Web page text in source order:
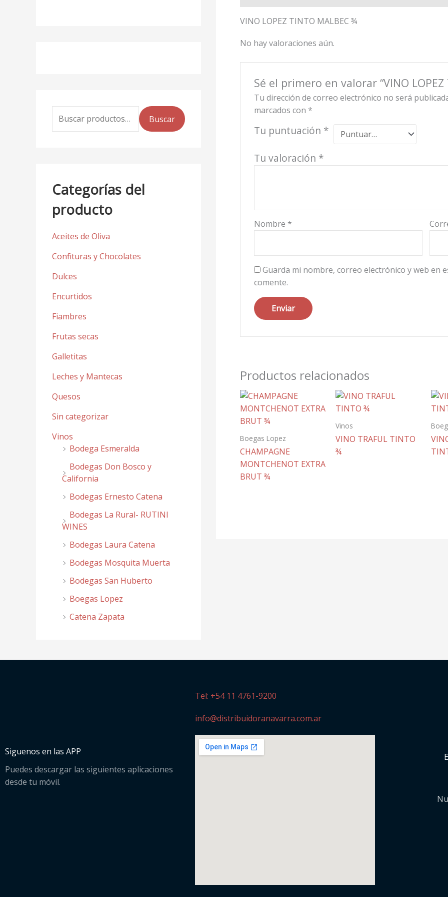
Buscar
Categorías del
producto
Aceites de Oliva
Confituras y Chocolates
Dulces
Encurtidos
Fiambres
Frutas secas
Galletitas
Leches y Mantecas
Quesos
Sin categorizar
Vinos
Bodega Esmeralda
Bodegas Don Bosco y
California
Bodegas Ernesto Catena
Bodegas La Rural- RUTINI
WINES
Bodegas Laura Catena
Bodegas Mosquita Muerta
Bodegas San Huberto
Boegas Lopez
Catena Zapata
VINO LOPEZ TINTO MALBEC ¾
No hay valoraciones aún.
Sé el primero en valorar “VINO LOPEZ
Tu dirección de correo electrónico no será
marcados con *
Tu puntuación *
Tu valoración *
Nombre *
Guarda mi nombre, correo electrónico y web en
comente.
Productos relacionados
Boegas Lopez
CHAMPAGNE
MONTCHENOT EXTRA
BRUT ¾
Vinos
VINO TRAFUL TINTO
¾
Siguenos en las APP
Puedes descargar las siguientes aplicaciones
desde tu móvil.
Tel: +54 11 4761-9200
info@distribuidoranavarra.com.ar